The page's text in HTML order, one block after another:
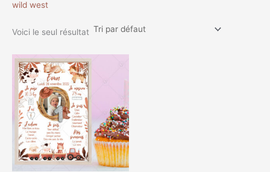
wild west
Voici le seul résultat
Plage
de
prix :
9,99€
à
15,99€
Ce
produit
a
plusieurs
variations.
Les
options
peuvent
être